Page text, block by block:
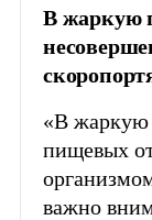
В жаркую
«В жаркую
пищевых
важно